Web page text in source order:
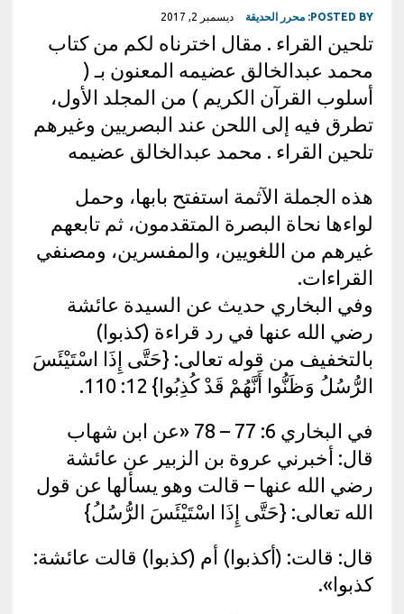
POSTED BY: محرر الحديقة ديسمبر 2, 2017
تلحين القراء . مقال اخترناه لكم من كتاب
محمد عبدالخالق عضيمه المعنون بـ (
أسلوب القرآن الكريم ) من المجلد الأول،
تطرق فيه إلى اللحن عند البصريين وغيرهم
تلحين القراء . محمد عبدالخالق عضيمه
هذه الجملة الآثمة استفتح بابها، وحمل
لواءها نحاة البصرة المتقدمون، ثم تابعهم
غيرهم من اللغويين، والمفسرين، ومصنفي
القراءات.
وفي البخاري حديث عن السيدة عائشة
رضي الله عنها في رد قراءة (كذبوا)
بالتخفيف من قوله تعالى: {حَتَّى إِذَا اسْتَيْئَسَ
الرُّسُلُ وَظَنُّوا أَنَّهُمْ قَدْ كُذِبُوا} 12: 110.
في البخاري 6: 77 – 78 «عن ابن شهاب
قال: أخبرني عروة بن الزبير عن عائشة
رضي الله عنها – قالت وهو يسألها عن قول
الله تعالى: {حَتَّى إِذَا اسْتَيْئَسَ الرُّسُلُ}
قال: قالت: (أكذبوا) أم (كذبوا) قالت عائشة:
كذبوا».